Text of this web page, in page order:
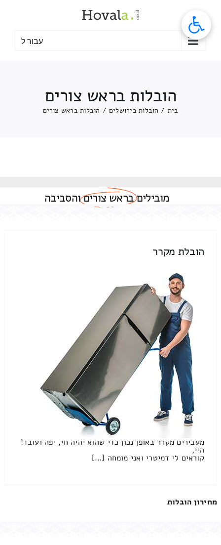
עבור ל
הובלות בראש צורים
בית / הובלות בירושלים / הובלות בראש צורים
מוביליםבראש צוריםוהסביבה
הובלת מקרר
מעבירים מקרר באופן נכון כדי שהוא יהיה חי, יפה ועובד!
היי,
קוראים לי דמיטרי ואני מומחה […]
מחירון הובלות